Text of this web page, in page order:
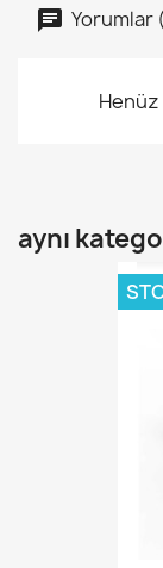
Yorumlar
Henüz
aynı